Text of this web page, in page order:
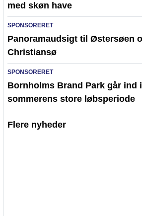
med skøn have
SPONSORERET
Panoramaudsigt til Østersøen
Christiansø
SPONSORERET
Bornholms Brand Park går ind i
sommerens store løbsperiode
Flere nyheder